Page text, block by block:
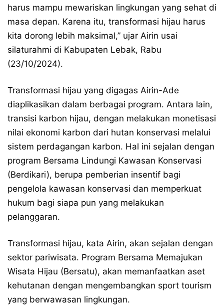
harus mampu mewariskan lingkungan yang sehat di
masa depan. Karena itu, transformasi hijau harus
kita dorong lebih maksimal,” ujar Airin usai
silaturahmi di Kabupaten Lebak, Rabu
(23/10/2024).
Transformasi hijau yang digagas Airin-Ade
diaplikasikan dalam berbagai program. Antara lain,
transisi karbon hijau, dengan melakukan monetisasi
nilai ekonomi karbon dari hutan konservasi melalui
sistem perdagangan karbon. Hal ini sejalan dengan
program Bersama Lindungi Kawasan Konservasi
(Berdikari), berupa pemberian insentif bagi
pengelola kawasan konservasi dan memperkuat
hukum bagi siapa pun yang melakukan
pelanggaran.
Transformasi hijau, kata Airin, akan sejalan dengan
sektor pariwisata. Program Bersama Memajukan
Wisata Hijau (Bersatu), akan memanfaatkan aset
kehutanan dengan mengembangkan sport tourism
yang berwawasan lingkungan.